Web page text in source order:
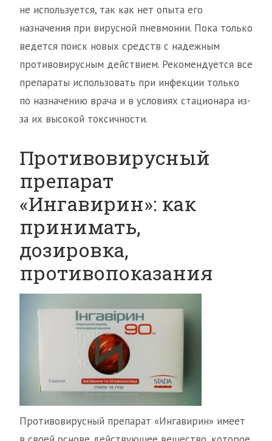
не используется, так как нет опыта его
назначения при вирусной пневмонии. Пока только
ведется поиск новых средств с надежным
противовирусным действием. Рекомендуется все
препараты использовать при инфекции только
по назначению врача и в условиях стационара из-
за их высокой токсичности.
Противовирусный
препарат
«Ингавирин»: как
принимать,
дозировка,
противопоказания
Противовирусный препарат «Ингавирин» имеет